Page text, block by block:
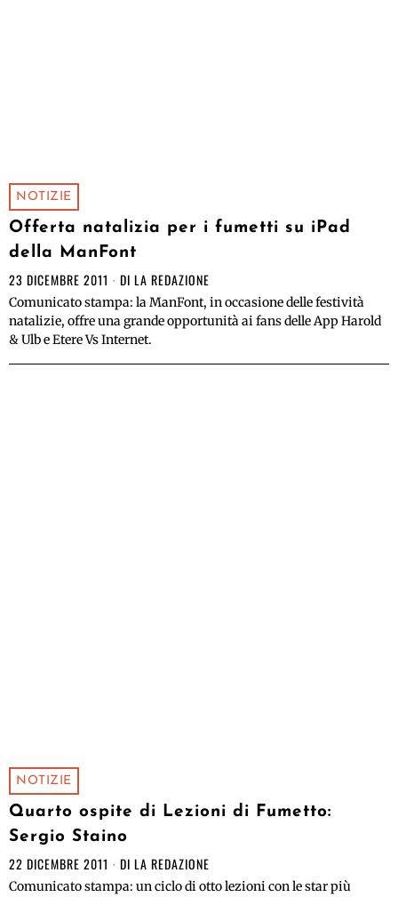
NOTIZIE
Offerta natalizia per i fumetti su iPad
della ManFont
23 DICEMBRE 2011 DI LA REDAZIONE
Comunicato stampa: la ManFont, in occasione delle festività
natalizie, offre una grande opportunità ai fans delle App Harold
& Ulb e Etere Vs Internet.
NOTIZIE
Quarto ospite di Lezioni di Fumetto:
Sergio Staino
22 DICEMBRE 2011 DI LA REDAZIONE
Comunicato stampa: un ciclo di otto lezioni con le star più